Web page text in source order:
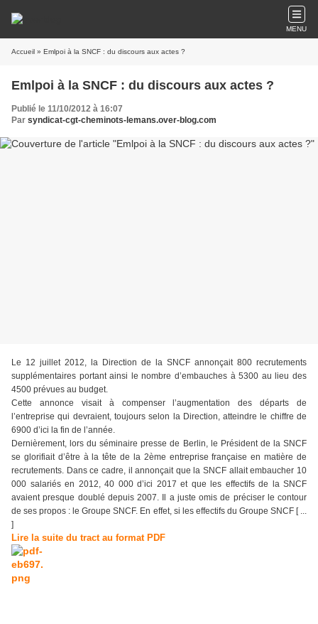
MENU
Accueil » Emlpoi à la SNCF : du discours aux actes ?
Emlpoi à la SNCF : du discours aux actes ?
Publié le 11/10/2012 à 16:07
Par syndicat-cgt-cheminots-lemans.over-blog.com
Le 12 juillet 2012, la Direction de la SNCF annonçait 800 recrutements
supplémentaires portant ainsi le nombre d’embauches à 5300 au lieu des
4500 prévues au budget.
Cette annonce visait à compenser l’augmentation des départs de
l’entreprise qui devraient, toujours selon la Direction, atteindre le chiffre de
6900 d’ici la fin de l’année.
Dernièrement, lors du séminaire presse de Berlin, le Président de la SNCF
se glorifiait d’être à la tête de la 2ème entreprise française en matière de
recrutements. Dans ce cadre, il annonçait que la SNCF allait embaucher 10
000 salariés en 2012, 40 000 d’ici 2017 et que les effectifs de la SNCF
avaient presque doublé depuis 2007. Il a juste omis de préciser le contour
de ses propos : le Groupe SNCF. En effet, si les effectifs du Groupe SNCF [ ...
]
Lire la suite du tract au format PDF